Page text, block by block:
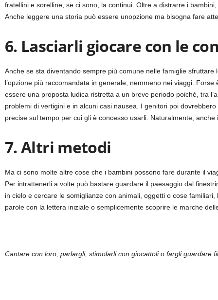
fratellini e sorelline, se ci sono, la continui. Oltre a distrarre i
Anche leggere una storia può essere unopzione ma bisogna fare
6. Lasciarli giocare con le
Anche se sta diventando sempre più comune nelle famiglie
l’opzione più raccomandata in generale, nemmeno nei viaggi.
essere una proposta ludica ristretta a un breve periodo poiché, tra
problemi di vertigini e in alcuni casi nausea. I genitori poi
precise sul tempo per cui gli è concesso usarli. Naturalmente,
7. Altri metodi
Ma ci sono molte altre cose che i bambini possono fare durante il
Per intrattenerli a volte può bastare guardare il paesaggio dal
in cielo e cercare le somiglianze con animali, oggetti o cose
parole con la lettera iniziale o semplicemente scoprire le marche
Cantare con loro, parlargli, stimolarli con giocattoli o fargli guardare